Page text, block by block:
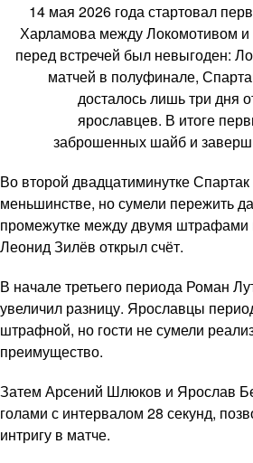
14 мая 2026 года стартовал
Харламова между Локомотивом
перед встречей был невыгоден:
матчей в полуфинале,
досталось лишь три дня
ярославцев. В итоге
заброшенных шайб и
Во второй двадцатиминутке Спартак
меньшинстве, но сумели пережить
промежутке между двумя штрафами
Леонид Зилёв открыл счёт.
В начале третьего периода Роман
увеличил разницу. Ярославцы
штрафной, но гости не сумели
преимущество.
Затем Арсений Шлюков и Ярослав
голами с интервалом 28 секунд,
интригу в матче.